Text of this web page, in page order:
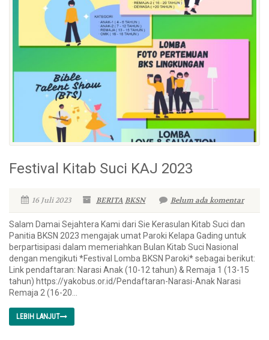
Festival Kitab Suci KAJ 2023
16 Juli 2023 BERITABKSN Belum ada komentar
Salam Damai Sejahtera Kami dari Sie Kerasulan Kitab Suci dan
Panitia BKSN 2023 mengajak umat Paroki Kelapa Gading untuk
berpartisipasi dalam memeriahkan Bulan Kitab Suci Nasional
dengan mengikuti *Festival Lomba BKSN Paroki* sebagai berikut:
Link pendaftaran: Narasi Anak (10-12 tahun) & Remaja 1 (13-15
tahun) https://yakobus.or.id/Pendaftaran-Narasi-Anak Narasi
Remaja 2 (16-20...
LEBIH LANJUT